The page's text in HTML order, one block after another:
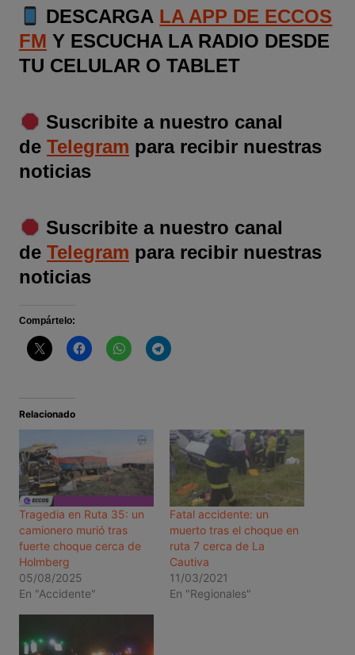
DESCARGA LA APP DE ECCOS
FM Y ESCUCHA LA RADIO DESDE
TU CELULAR O TABLET
Suscribite a nuestro canal
de Telegram para recibir nuestras
noticias
Suscribite a nuestro canal
de Telegram para recibir nuestras
noticias
Compártelo:
Relacionado
Tragedia en Ruta 35: un
camionero murió tras
fuerte choque cerca de
Holmberg
05/08/2025
En "Accidente"
Fatal accidente: un
muerto tras el choque en
ruta 7 cerca de La
Cautiva
11/03/2021
En "Regionales"